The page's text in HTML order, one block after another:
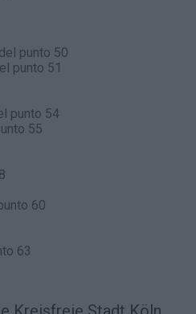
punto 50
punto 51
punto 54
55
60
63